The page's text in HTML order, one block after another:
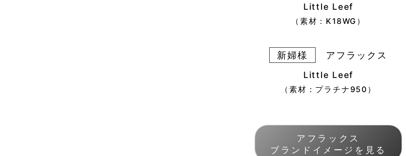
Little Leef
（素材：K18WG）
新婦様 アフラックス
Little Leef
（素材：プラチナ950）
アフラックス
ブランドイメージを見る